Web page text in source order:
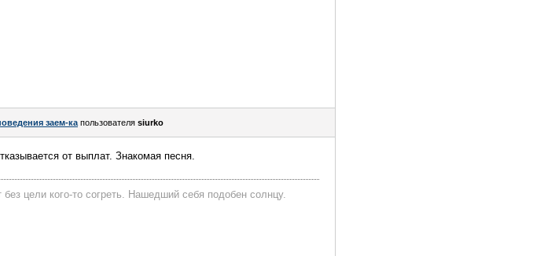
заем-ка пользователя siurko
от выплат. Знакомая песня.
цели кого-то согреть. Нашедший себя подобен солнцу.